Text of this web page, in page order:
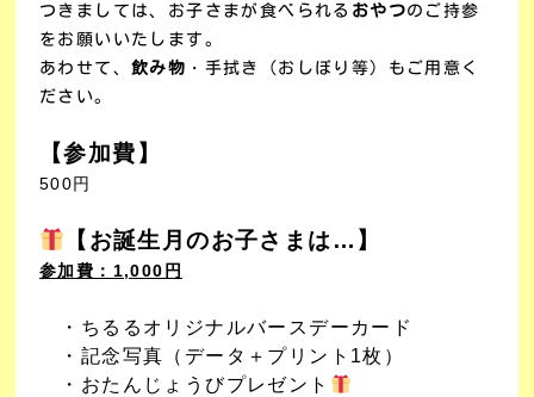
つきましては、お子さまが食べられる おやつのご持参
をお願いいたします。
あわせて、飲み物 ・手拭き（おしぼり等）もご用意く
ださい。
【参加費】
500円
【お誕生月のお子さまは…】
参加費：1,000円
・ちるるオリジナルバースデーカード
・記念写真（データ＋プリント1枚）
・おたんじょうびプレゼント